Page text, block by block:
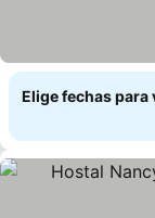
Elige fechas